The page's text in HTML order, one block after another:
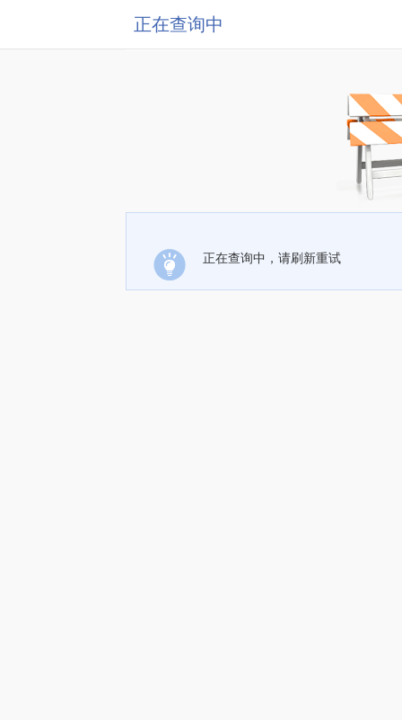
正在查询中
正在查询中，请刷新重试